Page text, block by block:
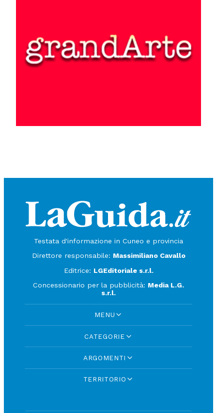
Testata d'informazione in Cuneo e provincia
Direttore responsabile: Massimiliano Cavallo
Editrice: LGEditoriale s.r.l.
Concessionario per la pubblicità: Media L.G.
s.r.l.
MENU
CATEGORIE
ARGOMENTI
TERRITORIO